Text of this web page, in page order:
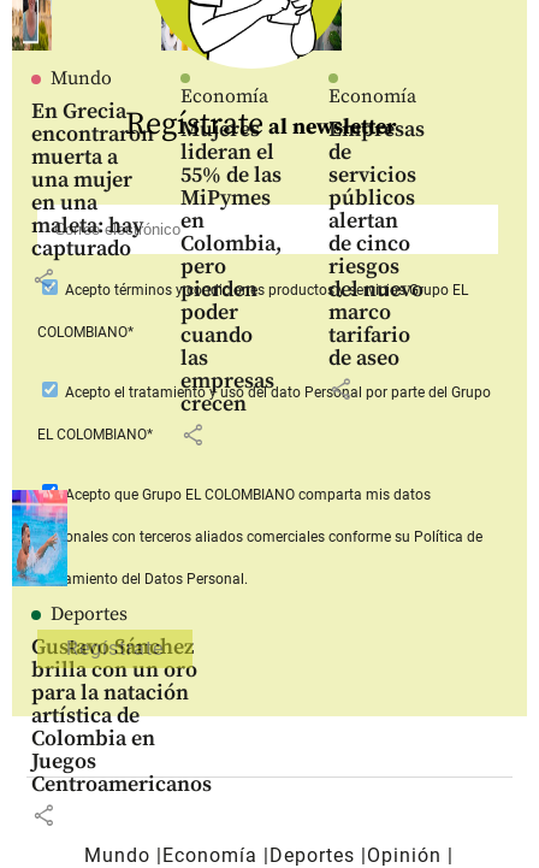
Mundo
En Grecia
encontraron
muerta a
una mujer
en una
maleta: hay
capturado
share
Economía
Mujeres
lideran el
55% de las
MiPymes
en
Colombia,
pero
pierden
poder
cuando
las
empresas
crecen
share
Economía
Empresas
de
servicios
públicos
alertan
de cinco
riesgos
del nuevo
marco
tarifario
de aseo
share
Deportes
Gustavo Sánchez
brilla con un oro
para la natación
artística de
Colombia en
Juegos
Centroamericanos
share
Regístrate al newsletter
Aceptotérminos y condiciones productos y serviciosGrupo EL
COLOMBIANO*
Acepto el tratamiento y uso del dato Personal por parte del Grupo
EL COLOMBIANO*
Acepto que Grupo EL COLOMBIANOcomparta mis datos
personales con terceros aliados comerciales conforme su Política de
Tratamiento del Datos Personal.
Mundo Economía Deportes
Opinión